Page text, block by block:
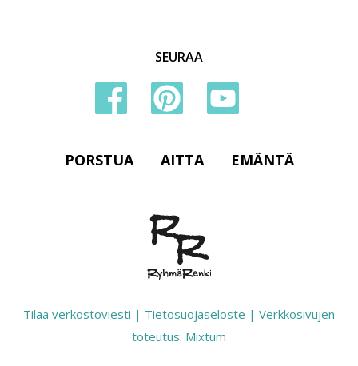
SEURAA
PORSTUA AITTA EMÄNTÄ
Tilaa verkostoviesti | Tietosuojaseloste | Verkkosivujen
toteutus: Mixtum